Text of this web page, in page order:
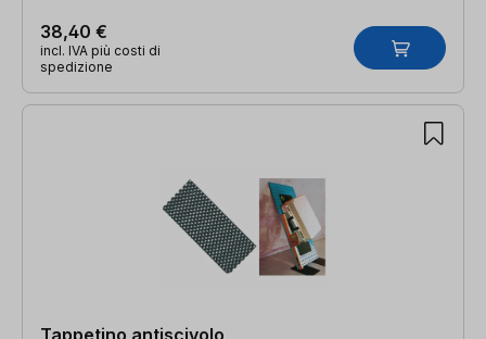
38,40 €
incl. IVA più costi di
spedizione
Tappetino antiscivolo